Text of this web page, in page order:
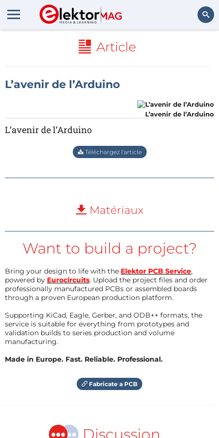
Article
L’avenir de l’Arduino
L’avenir de l’Arduino
L’avenir de l’Arduino
Téléchargez l'article
Matériaux
Want to build a project?
Bring your design to life with the Elektor PCB Service,
powered by Eurocircuits. Upload the project files and order
professionally manufactured PCBs or assembled boards
through a proven European production platform.
Supporting KiCad, Eagle, Gerber, and ODB++ formats, the
service is suitable for everything from prototypes and
validation builds to series production and volume
manufacturing.
Made in Europe. Fast. Reliable. Professional.
Fabricate a PCB